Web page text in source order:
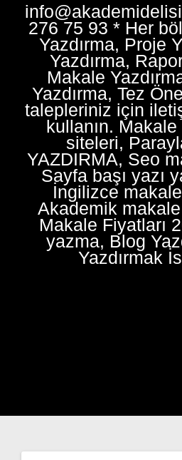
276 75 93 * Her
Yazdırma, Proje
Yazdırma,
Makale
Yazdırma, Tez
talepleriniz için
kullanın.
siteleri,
YAZDIRMA, Seo
Sayfa başı yazı
İngilizce
Akademik
Makale Fiyatları
yazma, Blog
Yazdırmak